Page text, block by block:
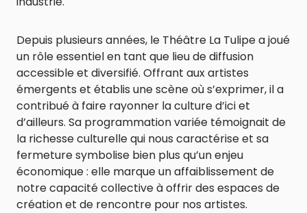
Depuis plusieurs années, le Théâtre La Tulipe a joué
un rôle essentiel en tant que lieu de diffusion
accessible et diversifié. Offrant aux artistes
émergents et établis une scène où s’exprimer, il a
contribué à faire rayonner la culture d’ici et
d’ailleurs. Sa programmation variée témoignait de
la richesse culturelle qui nous caractérise et sa
fermeture symbolise bien plus qu’un enjeu
économique : elle marque un affaiblissement de
notre capacité collective à offrir des espaces de
création et de rencontre pour nos artistes.